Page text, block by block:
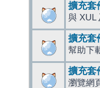
擴充套
與 XUL
擴充套
幫助下
擴充套
瀏覽網